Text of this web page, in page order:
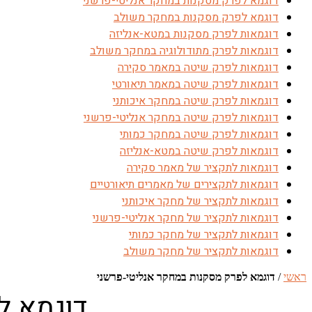
דוגמא לפרק מסקנות במחקר משולב
דוגמאות לפרק מסקנות במטא-אנליזה
דוגמאות לפרק מתודולוגיה במחקר משולב
דוגמאות לפרק שיטה במאמר סקירה
דוגמאות לפרק שיטה במאמר תיאורטי
דוגמאות לפרק שיטה במחקר איכותני
דוגמאות לפרק שיטה במחקר אנליטי-פרשני
דוגמאות לפרק שיטה במחקר כמותי
דוגמאות לפרק שיטה במטא-אנליזה
דוגמאות לתקציר של מאמר סקירה
דוגמאות לתקצירים של מאמרים תיאורטיים
דוגמאות לתקציר של מחקר איכותני
דוגמאות לתקציר של מחקר אנליטי-פרשני
דוגמאות לתקציר של מחקר כמותי
דוגמאות לתקציר של מחקר משולב
ראשי/ דוגמא לפרק מסקנות במחקר אנליטי-פרשני